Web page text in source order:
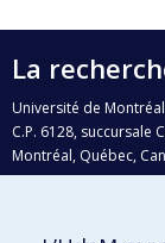
La
Université de Montréal
C.P. 6128, succursale
Montréal, Québec,
H3C 3J7